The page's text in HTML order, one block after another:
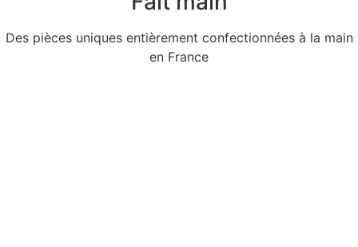
Des pièces uniques entièrement confectionnées à la main
en France